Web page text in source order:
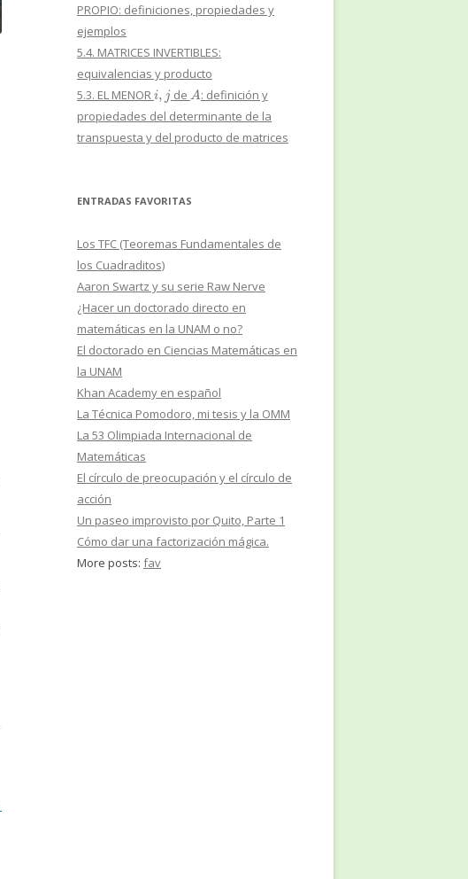
PROPIO: definiciones, propiedades y
ejemplos
5.4. MATRICES INVERTIBLES:
equivalencias y producto
5.3. EL MENOR i,j de A: definición y
propiedades del determinante de la
transpuesta y del producto de matrices
ENTRADAS FAVORITAS
Los TFC (Teoremas Fundamentales de
los Cuadraditos)
Aaron Swartz y su serie Raw Nerve
¿Hacer un doctorado directo en
matemáticas en la UNAM o no?
El doctorado en Ciencias Matemáticas en
la UNAM
Khan Academy en español
La Técnica Pomodoro, mi tesis y la OMM
La 53 Olimpiada Internacional de
Matemáticas
El círculo de preocupación y el círculo de
acción
Un paseo improvisto por Quito, Parte 1
Cómo dar una factorización mágica.
More posts: fav